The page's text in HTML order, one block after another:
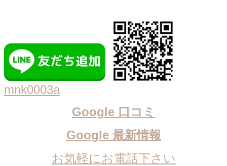
mnk0003a
Google 口コミ
Google 最新情報
お気軽にお電話下さい